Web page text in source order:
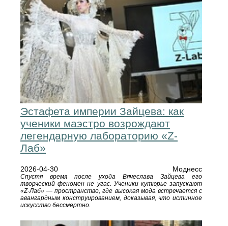
Эстафета империи Зайцева: как
ученики маэстро возрождают
легендарную лабораторию «Z-
Лаб»
2026-04-30 Моднесс
Спустя время после ухода Вячеслава Зайцева его
творческий феномен не угас. Ученики кутюрье запускают
«Z-Лаб» — пространство, где высокая мода встречается с
авангардным конструированием, доказывая, что истинное
искусство бессмертно.